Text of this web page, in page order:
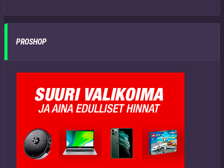
PROSHOP